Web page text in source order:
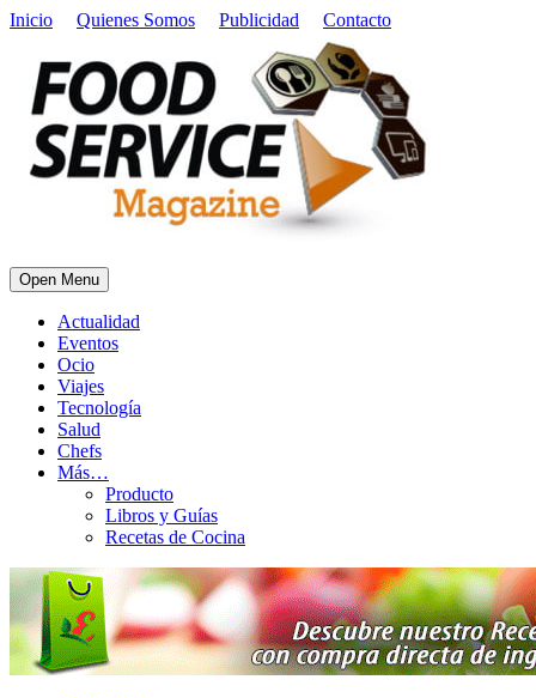
Inicio Quienes Somos Publicidad Contacto
Open Menu
Actualidad
Eventos
Ocio
Viajes
Tecnología
Salud
Chefs
Más…
Producto
Libros y Guías
Recetas de Cocina